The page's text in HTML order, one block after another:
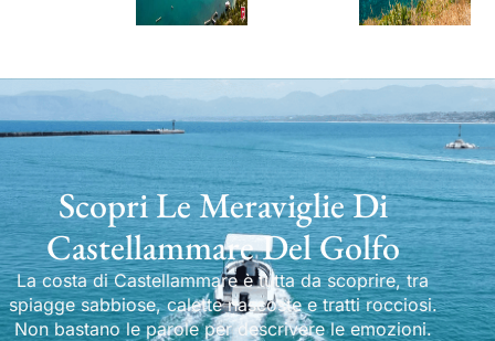
Scopri Le Meraviglie Di
Castellammare Del Golfo
La costa di Castellammare è tutta da scoprire, tra
spiagge sabbiose, calette nascoste e tratti rocciosi.
Non bastano le parole per descrivere le emozioni.